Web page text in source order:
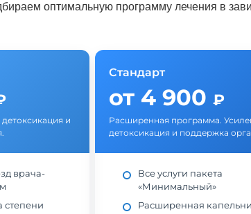
оптимальную программу лечения в
и
врача-
степени
Стандарт
от 4 900 ₽
Расширенная программа.
детоксикация и поддержка
Все услуги пакета
«Минимальный»
Расширенная